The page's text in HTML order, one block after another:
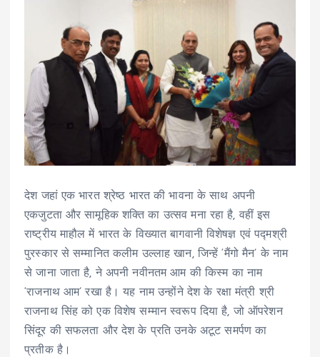
देश जहां एक भारत श्रेष्ठ भारत की भावना के साथ अपनी
एकजुटता और सामूहिक शक्ति का उत्सव मना रहा है, वहीं इस
राष्ट्रीय माहौल में भारत के विख्यात बागवानी विशेषज्ञ एवं पद्मश्री
पुरस्कार से सम्मानित कलीम उल्लाह खान, जिन्हें ‘मैंगो मैन’ के नाम
से जाना जाता है, ने अपनी नवीनतम आम की किस्म का नाम
‘राजनाथ आम’ रखा है। यह नाम उन्होंने देश के रक्षा मंत्री श्री
राजनाथ सिंह को एक विशेष सम्मान स्वरूप दिया है, जो ऑपरेशन
सिंदूर की सफलता और देश के प्रति उनके अटूट समर्पण का
प्रतीक है।